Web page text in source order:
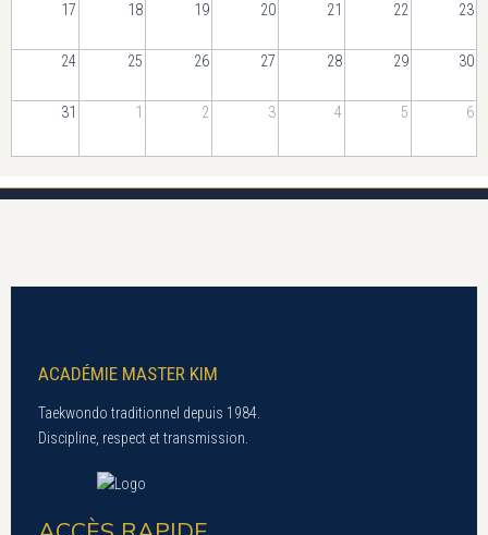
17 18 19 20 21 22 23
24 25 26 27 28 29 30
31 1 2 3 4 5 6
ACADÉMIE MASTER KIM
Taekwondo traditionnel depuis 1984.
Discipline, respect et transmission.